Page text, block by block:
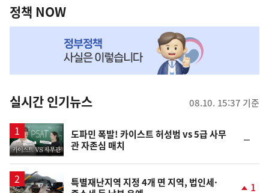
책
NOW,
뉴
스
정책 NOW
실시간 인기뉴스 08.10. 15:37 기준
영
상
도파민 폭발! 카이스트 허성범 vs 5급 사무
관 자존심 매치
일
특별재난지역 지정 4개 면 지역, 법인세·
1